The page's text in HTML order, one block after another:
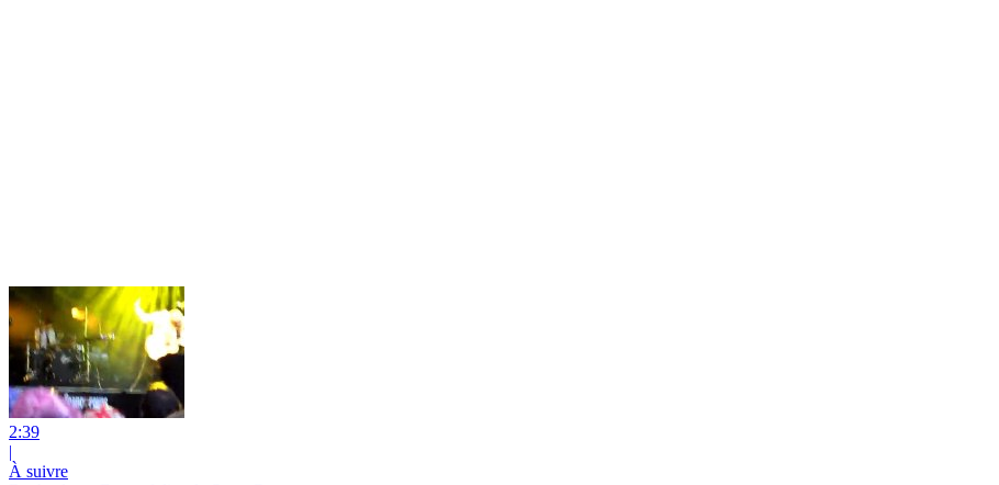
2:39
|
À suivre